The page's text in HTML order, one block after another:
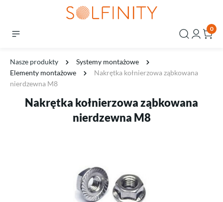
0
Nasze produkty
Systemy montażowe
Elementy montażowe
Nakrętka kołnierzowa ząbkowana
nierdzewna M8
Nakrętka kołnierzowa ząbkowana
nierdzewna M8